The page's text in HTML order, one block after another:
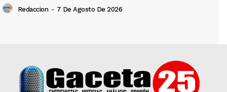
Redaccion - 7 De Agosto De 2026